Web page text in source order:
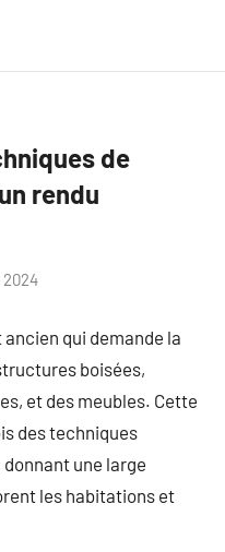
de
rendu
2024
qui demande la
boisées,
et des meubles. Cette
des techniques
une large
les habitations et